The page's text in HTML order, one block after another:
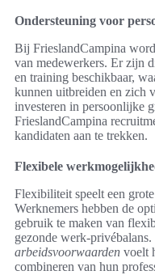
Ondersteuning voor
Bij FrieslandCampina
van medewerkers. Er zijn
en training beschikbaar,
kunnen uitbreiden en zich
investeren in persoonlijke
FrieslandCampina
kandidaten aan te trekken.
Flexibele
Flexibiliteit speelt een
Werknemers hebben de
gebruik te maken van
gezonde werk-
arbeidsvoorwaarden voelt
combineren van hun